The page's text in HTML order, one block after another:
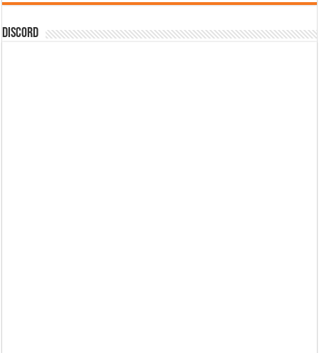
DISCORD